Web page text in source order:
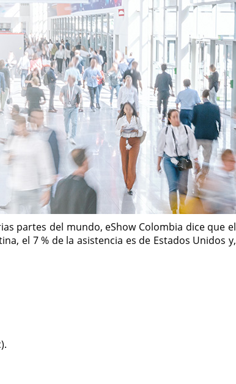
partes del mundo, eShow Colombia dice que el
el 7 % de la asistencia es de Estados Unidos y,